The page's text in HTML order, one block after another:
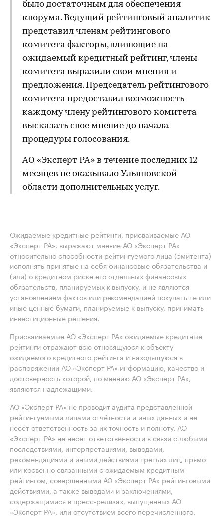
было достаточным для обеспечения
кворума. Ведущий рейтинговый аналитик
представил членам рейтингового
комитета факторы, влияющие на
ожидаемый кредитный рейтинг, члены
комитета выразили свои мнения и
предложения. Председатель рейтингового
комитета предоставил возможность
каждому члену рейтингового комитета
высказать свое мнение до начала
процедуры голосования.
АО «Эксперт РА» в течение последних 12
месяцев не оказывало Ульяновской
области дополнительных услуг.
Ожидаемые кредитные рейтинги, присваиваемые АО
«Эксперт РА», выражают мнение АО «Эксперт РА»
относительно способности рейтингуемого лица (эмитента)
исполнять принятые на себя финансовые обязательства и
(или) о кредитном риске его отдельных финансовых
обязательств, планируемых к выпуску, и не являются
установлением фактов или рекомендацией покупать те или
иные ценные бумаги, планируемые к выпуску, принимать
инвестиционные решения.
Присваиваемые АО «Эксперт РА» ожидаемые кредитные
рейтинги отражают всю относящуюся к объекту
ожидаемого кредитного рейтинга и находящуюся в
распоряжении АО «Эксперт РА» информацию, качество и
достоверность которой, по мнению АО «Эксперт РА»,
являются надлежащими.
АО «Эксперт РА» не проводит аудита представленной
рейтингуемыми лицами отчётности и иных данных и не
несёт ответственность за их точность и полноту. АО
«Эксперт РА» не несет ответственности в связи с любыми
последствиями, интерпретациями, выводами,
рекомендациями и иными действиями третьих лиц, прямо
или косвенно связанными с ожидаемым кредитным
рейтингом, совершенными АО «Эксперт РА» рейтинговыми
действиями, а также выводами и заключениями,
содержащимися в пресс-релизах, выпущенных АО
«Эксперт РА», или отсутствием всего перечисленного.